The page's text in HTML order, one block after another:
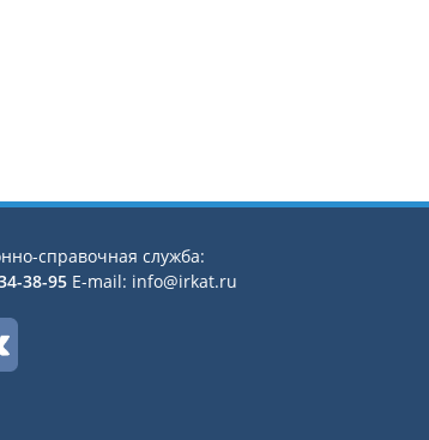
справочная служба:
38-95 E-mail: info@irkat.ru